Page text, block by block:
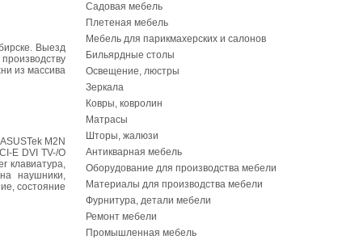
Выезд
из массива
M2N
E DVI TV-/O
клавиатура,
наушники,
состояние
Садовая мебель
Плетеная мебель
Мебель для парикмахерских и салонов
Бильярдные столы
Освещение, люстры
Зеркала
Ковры, ковролин
Матрасы
Шторы, жалюзи
Антикварная мебель
Оборудование для производства мебели
Материалы для производства мебели
Фурнитура, детали мебели
Ремонт мебели
Промышленная мебель